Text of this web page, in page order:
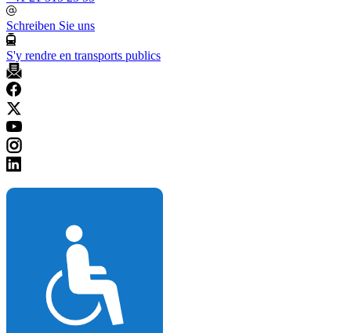
Schreiben Sie uns
S'y rendre en transports publics